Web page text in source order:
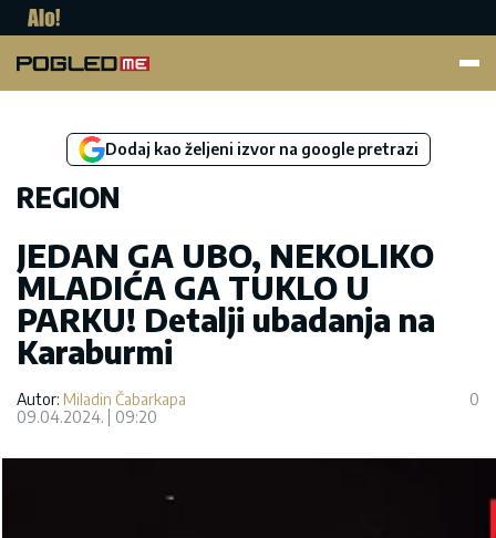
Dodaj kao željeni izvor na google pretrazi
REGION
JEDAN GA UBO, NEKOLIKO
MLADIĆA GA TUKLO U
PARKU! Detalji ubadanja na
Karaburmi
Autor: Miladin Čabarkapa
09.04.2024.
09:20
0